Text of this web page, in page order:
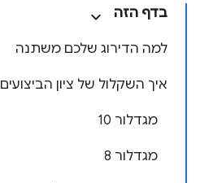
בדף הזה
למה הדירוג שלכם משתנה
איך השקלול של ציון הביצועים
מגדלור 10
מגדלור 8